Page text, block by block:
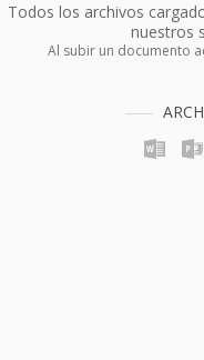
Todos los archivos
nuestros
Al subir un documento